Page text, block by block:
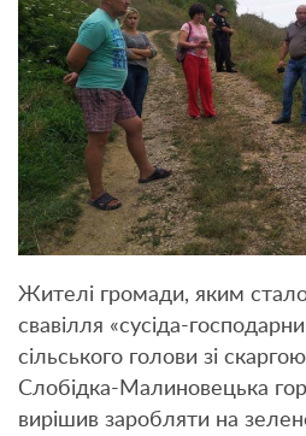
Жителі громади, яким
свавілля «сусіда-
сільського голови зі
Слобідка-Малиновецька
вирішив заробляти на